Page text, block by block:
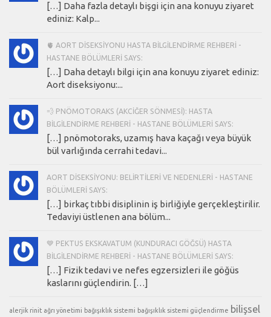
[…] Daha fazla detaylı bişgi için ana konuyu ziyaret
ediniz: Kalp...
🫀 AORT DISEKSIYONU HASTA BILGILENDIRME REHBERI -
HASTANE BÖLÜMLERI SAYS:
[…] Daha detaylı bilgi için ana konuyu ziyaret ediniz:
Aort diseksiyonu:...
💨 PNÖMOTORAKS (AKCIĞER SÖNMESI): HASTA
BILGILENDIRME REHBERI - HASTANE BÖLÜMLERI SAYS:
[…] pnömotoraks, uzamış hava kaçağı veya büyük
bül varlığında cerrahi tedavi...
AORT DISEKSIYONU: BELIRTILERI VE NEDENLERI - HASTANE
BÖLÜMLERI SAYS:
[…] birkaç tıbbi disiplinin iş birliğiyle gerçekleştirilir.
Tedaviyi üstlenen ana bölüm...
💙 PEKTUS EKSKAVATUM (KUNDURACI GÖĞSÜ) HASTA
BILGILENDIRME REHBERI - HASTANE BÖLÜMLERI SAYS:
[…] Fizik tedavi ve nefes egzersizleri ile göğüs
kaslarını güçlendirin. […]
alerjik rinit ağrı yönetimi bağışıklık sistemi bağışıklık sistemi güçlendirme bilişsel